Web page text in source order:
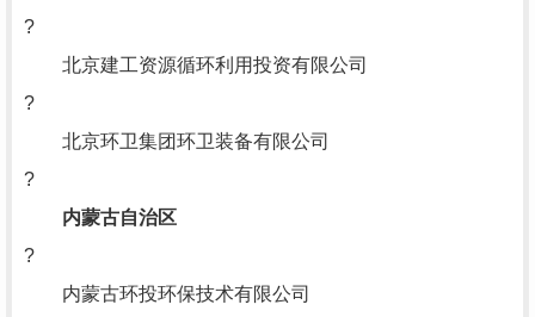
?
北京建工资源循环利用投资有限公司
?
北京环卫集团环卫装备有限公司
?
内蒙古自治区
?
内蒙古环投环保技术有限公司